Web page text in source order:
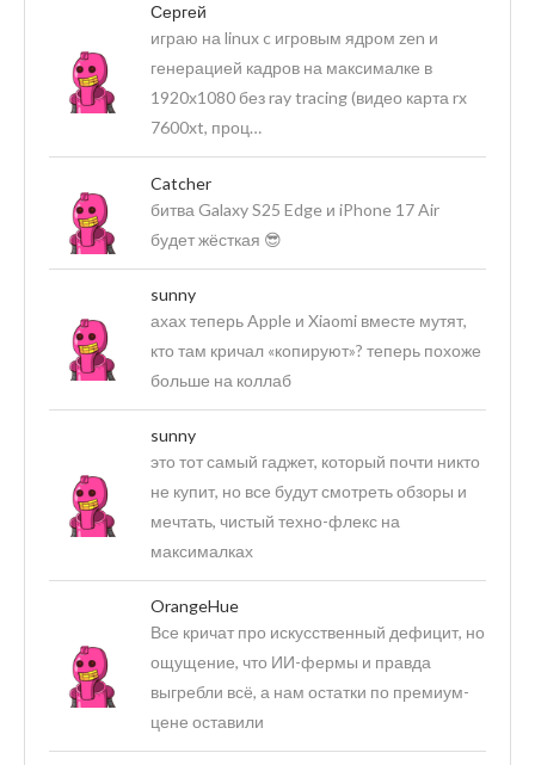
Сергей
играю на linux c игровым ядром zen и
генерацией кадров на максималке в
1920х1080 без ray tracing (видео карта rx
7600xt, проц…
Catcher
битва Galaxy S25 Edge и iPhone 17 Air
будет жёсткая 😎
sunny
ахах теперь Apple и Xiaomi вместе мутят,
кто там кричал «копируют»? теперь похоже
больше на коллаб
sunny
это тот самый гаджет, который почти никто
не купит, но все будут смотреть обзоры и
мечтать, чистый техно-флекс на
максималках
OrangeHue
Все кричат про искусственный дефицит, но
ощущение, что ИИ-фермы и правда
выгребли всё, а нам остатки по премиум-
цене оставили